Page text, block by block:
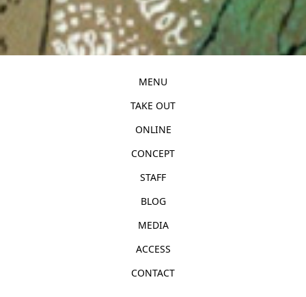
MENU
TAKE OUT
ONLINE
CONCEPT
STAFF
BLOG
MEDIA
ACCESS
CONTACT